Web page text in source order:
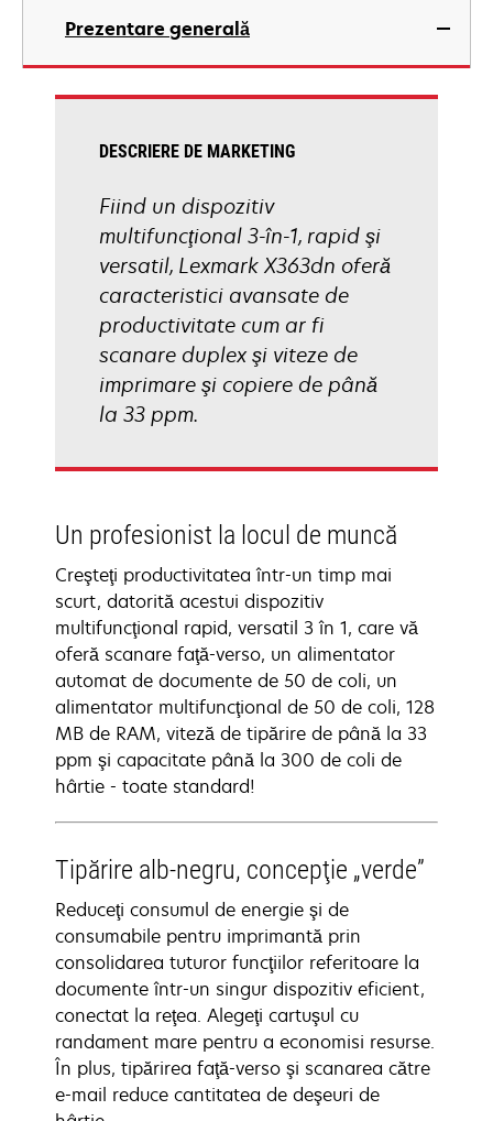
new
Prezentare generală
DESCRIERE DE MARKETING
Fiind un dispozitiv
multifuncţional 3-în-1, rapid şi
versatil, Lexmark X363dn oferă
caracteristici avansate de
productivitate cum ar fi
scanare duplex şi viteze de
imprimare şi copiere de până
la 33 ppm.
Un profesionist la locul de muncă
Creşteţi productivitatea într-un timp mai
scurt, datorită acestui dispozitiv
multifuncţional rapid, versatil 3 în 1, care vă
oferă scanare faţă-verso, un alimentator
automat de documente de 50 de coli, un
alimentator multifuncţional de 50 de coli, 128
MB de RAM, viteză de tipărire de până la 33
ppm şi capacitate până la 300 de coli de
hârtie - toate standard!
Tipărire alb-negru, concepţie „verde”
Reduceţi consumul de energie şi de
consumabile pentru imprimantă prin
consolidarea tuturor funcţiilor referitoare la
documente într-un singur dispozitiv eficient,
conectat la reţea. Alegeţi cartuşul cu
randament mare pentru a economisi resurse.
În plus, tipărirea faţă-verso şi scanarea către
e-mail reduce cantitatea de deşeuri de